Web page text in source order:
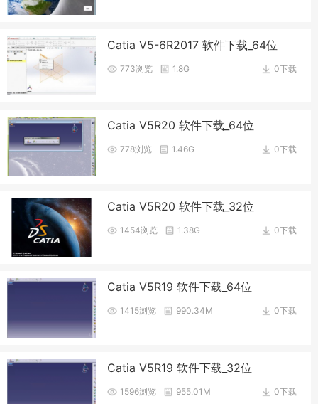
Catia V5-6R2017 软件下载_64位
0下载
773浏览 1.8G
Catia V5R20 软件下载_64位
0下载
778浏览 1.46G
Catia V5R20 软件下载_32位
0下载
1454浏览 1.38G
Catia V5R19 软件下载_64位
0下载
1415浏览 990.34M
Catia V5R19 软件下载_32位
0下载
1596浏览 955.01M